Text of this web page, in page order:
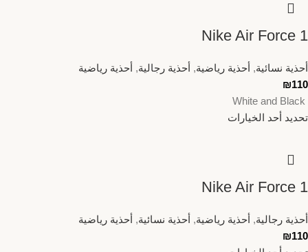
Nike Air Force 1
أحذية نسائية, أحذية رياضية, أحذية رجالية, أحذية رياضية
₪110
White and Black
تحديد أحد الخيارات
Nike Air Force 1
أحذية رجالية, أحذية رياضية, أحذية نسائية, أحذية رياضية
₪110